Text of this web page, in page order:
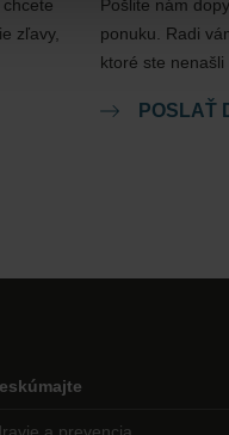
zľavy,
Pošlite nám
ponuku. Radi
ktoré ste nenašli
POSLAŤ